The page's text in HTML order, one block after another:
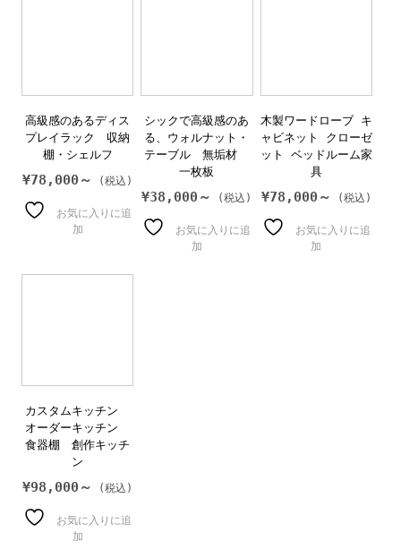
高級感のあるディス
プレイラック 収納
棚・シェルフ
¥78,000～
お気に入りに追
加
シックで高級感のあ
る、ウォルナット・
テーブル 無垢材
一枚板
¥38,000～
お気に入りに追
加
木製ワードローブ キ
ャビネット クローゼ
ット ベッドルーム家
具
¥78,000～
お気に入りに追
加
カスタムキッチン
オーダーキッチン
食器棚 創作キッチ
ン
¥98,000～
お気に入りに追
加